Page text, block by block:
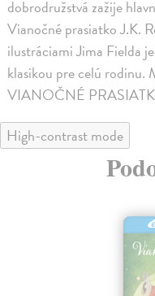
dobrodružstvá zažije
Vianočné prasiatko J.K.
ilustráciami Jima Fielda
klasikou pre celú rodinu.
VIANOČNÉ
High-contrast mode